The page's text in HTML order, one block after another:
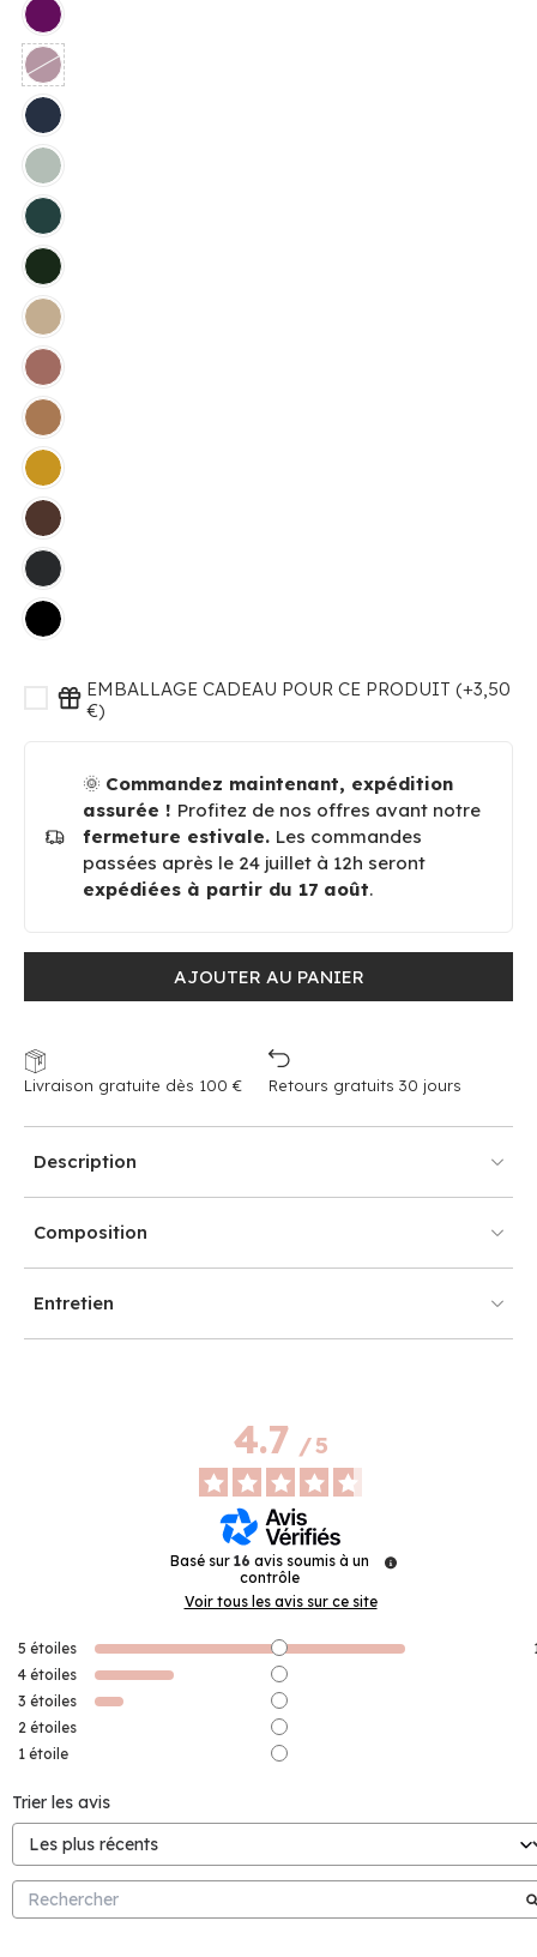
EMBALLAGE CADEAU POUR CE PRODUIT (+3,50
€)
🌞 Commandez maintenant, expédition
assurée ! Profitez de nos offres avant notre
fermeture estivale. Les commandes
passées après le 24 juillet à 12h seront
expédiées à partir du 17 août.
AJOUTER AU PANIER
Livraison gratuite dès 100 € Retours gratuits 30 jours
Description
Composition
Entretien
4.7/5
Basé sur 16 avis soumis à un
contrôle
Voir tous les avis sur ce site
5 étoiles
4 étoiles
3 étoiles
2 étoiles
1 étoile
Trier les avis